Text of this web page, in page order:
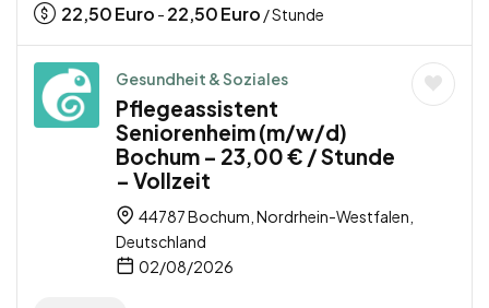
22,50Euro - 22,50Euro / Stunde
Gesundheit & Soziales
Pflegeassistent
Seniorenheim (m/w/d)
Bochum – 23,00 € / Stunde
– Vollzeit
44787 Bochum, Nordrhein-Westfalen,
Deutschland
02/08/2026